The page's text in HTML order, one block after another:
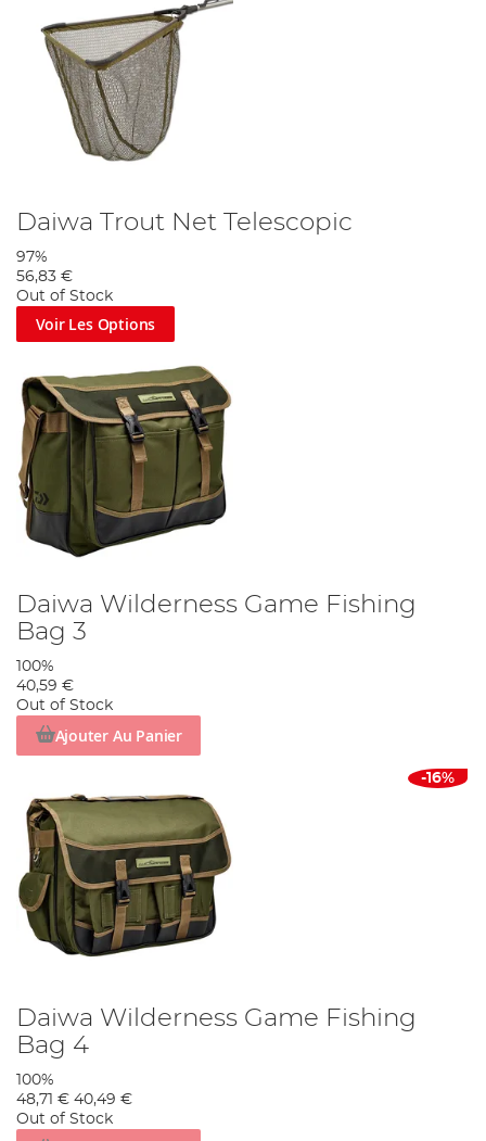
Daiwa Trout Net Telescopic
97%
56,83 €
Out of Stock
Voir Les Options
Daiwa Wilderness Game Fishing
Bag 3
100%
40,59 €
Out of Stock
Ajouter Au Panier
-16%
Daiwa Wilderness Game Fishing
Bag 4
100%
48,71 € 40,49 €
Out of Stock